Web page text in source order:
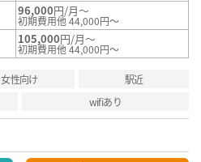
96,000円/月～
初期費用他 44,000円～
105,000円/月～
初期費用他 44,000円～
女性向け
駅近
wifiあり